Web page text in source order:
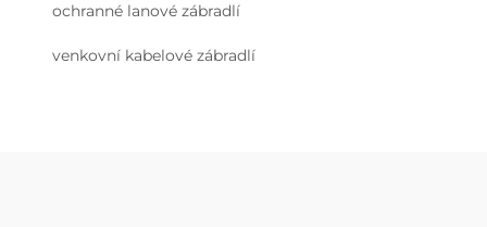
ochranné lanové zábradlí
venkovní kabelové zábradlí